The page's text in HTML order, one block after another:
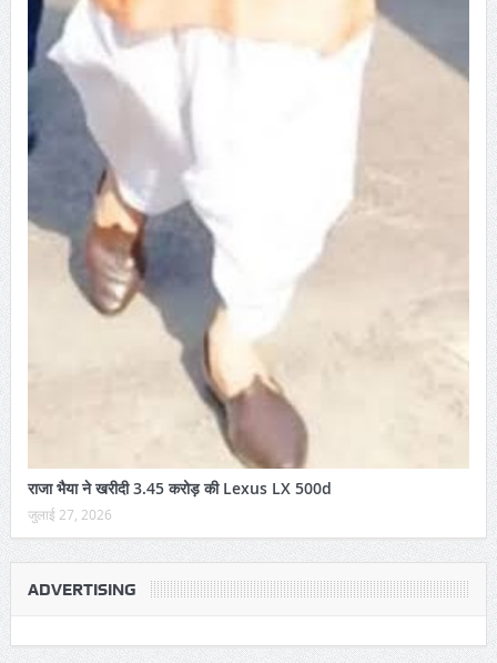
राजा भैया ने खरीदी 3.45 करोड़ की Lexus LX 500d
जुलाई 27, 2026
ADVERTISING